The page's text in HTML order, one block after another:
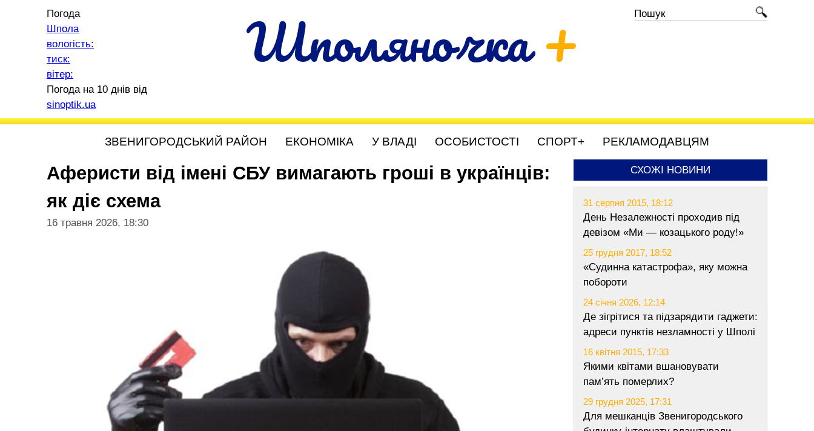
Шполяночка+
Погода
Шпола
вологість:
тиск:
вітер:
Погода на 10 днів від
sinoptik.ua
ЗВЕНИГОРОДСЬКИЙ РАЙОН ЕКОНОМІКА У ВЛАДІ ОСОБИСТОСТІ СПОРТ+ РЕКЛАМОДАВЦЯМ
Аферисти від імені СБУ вимагають гроші в українців:
як діє схема
16 травня 2026, 18:30
СХОЖІ НОВИНИ
31 серпня 2015, 18:12
День Незалежності проходив під
девізом «Ми — козацького роду!»
25 грудня 2017, 18:52
«Судинна катастрофа», яку можна
побороти
24 січня 2026, 12:14
Де зігрітися та підзарядити гаджети:
адреси пунктів незламності у Шполі
16 квітня 2015, 17:33
Якими квітами вшановувати
пам’ять померлих?
29 грудня 2025, 17:31
Для мешканців Звенигородського